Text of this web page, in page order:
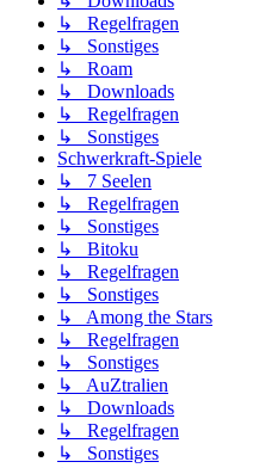
↳ Regelfragen
↳ Sonstiges
↳ Roam
↳ Downloads
↳ Regelfragen
↳ Sonstiges
Schwerkraft-Spiele
↳ 7 Seelen
↳ Regelfragen
↳ Sonstiges
↳ Bitoku
↳ Regelfragen
↳ Sonstiges
↳ Among the Stars
↳ Regelfragen
↳ Sonstiges
↳ AuZtralien
↳ Downloads
↳ Regelfragen
↳ Sonstiges